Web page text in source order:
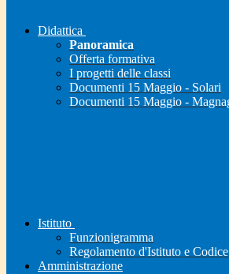
Didattica
Panoramica
Offerta formativa
I progetti delle classi
Documenti 15 Maggio - Solari
Documenti 15 Maggio -
Istituto
Funzionigramma
Regolamento d'Istituto e
Amministrazione